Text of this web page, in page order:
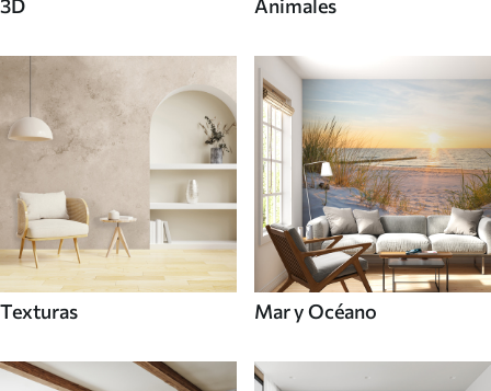
3D Animales
Texturas Mar y Océano